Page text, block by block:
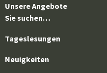
Unsere Angebote
Sie suchen…
Tageslesungen
Neuigkeiten